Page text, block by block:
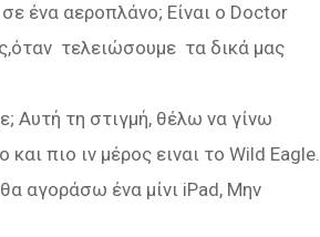
ένα αεροπλάνο; Είναι ο Doctor
τελειώσουμε τα δικά μας
Αυτή τη στιγμή, θέλω να γίνω
πιο ιν μέρος ειναι το Wild Eagle.
αγοράσω ένα μίνι iPad, Μην